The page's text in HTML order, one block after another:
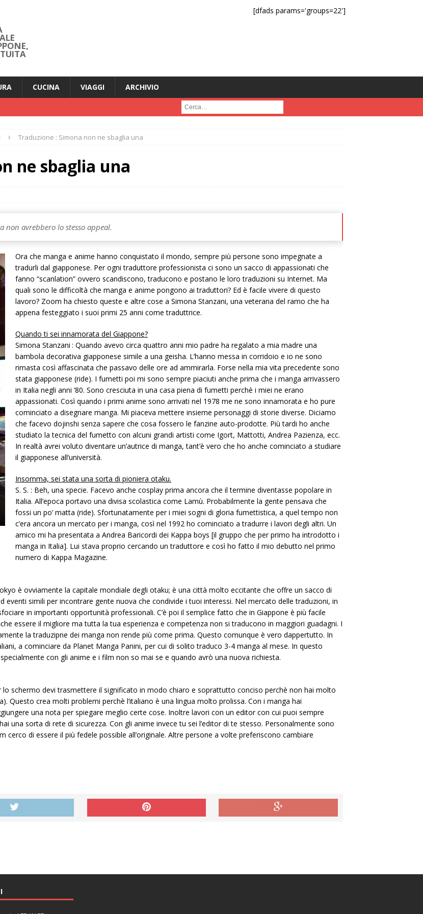
[dfads params='groups=22']
CUCINA VIAGGI
ARCHIVIO
Cerca :
Traduzione : Simona non ne sbaglia una
ne sbaglia una
avrebbero lo stesso appeal.
Ora che manga e anime hanno conquistato il mondo, sempre più persone sono impegnate a
tradurli dal giapponese. Per ogni traduttore professionista ci sono un sacco di appassionati che
fanno “scanlation” ovvero scandiscono, traducono e postano le loro traduzioni su Internet. Ma
quali sono le difficoltà che manga e anime pongono ai traduttori? Ed è facile vivere di questo
lavoro? Zoom ha chiesto queste e altre cose a Simona Stanzani, una veterana del ramo che ha
appena festeggiato i suoi primi 25 anni come traduttrice.
Quando ti sei innamorata del Giappone?
Simona Stanzani : Quando avevo circa quattro anni mio padre ha regalato a mia madre una
bambola decorativa giapponese simile a una geisha. L’hanno messa in corridoio e io ne sono
rimasta così affascinata che passavo delle ore ad ammirarla. Forse nella mia vita precedente sono
stata giapponese (ride). I fumetti poi mi sono sempre piaciuti anche prima che i manga arrivassero
in Italia negli anni ’80. Sono cresciuta in una casa piena di fumetti perchè i miei ne erano
appassionati. Così quando i primi anime sono arrivati nel 1978 me ne sono innamorata e ho pure
cominciato a disegnare manga. Mi piaceva mettere insieme personaggi di storie diverse. Diciamo
che facevo dojinshi senza sapere che cosa fossero le fanzine auto-prodotte. Più tardi ho anche
studiato la tecnica del fumetto con alcuni grandi artisti come Igort, Mattotti, Andrea Pazienza, ecc.
In realtà avrei voluto diventare un’autrice di manga, tant’è vero che ho anche cominciato a studiare
il giapponese all’università.
Insomma, sei stata una sorta di pioniera otaku.
S. S. : Beh, una specie. Facevo anche cosplay prima ancora che il termine diventasse popolare in
Italia. All’epoca portavo una divisa scolastica come Lamù. Probabilmente la gente pensava che
fossi un po’ matta (ride). Sfortunatamente per i miei sogni di gloria fumettistica, a quel tempo non
c’era ancora un mercato per i manga, così nel 1992 ho cominciato a tradurre i lavori degli altri. Un
amico mi ha presentata a Andrea Baricordi dei Kappa boys [il gruppo che per primo ha introdotto i
manga in Italia]. Lui stava proprio cercando un traduttore e così ho fatto il mio debutto nel primo
numero di Kappa Magazine.
è ovviamente la capitale mondiale degli otaku; è una città molto eccitante che offre un sacco di
simili per incontrare gente nuova che condivide i tuoi interessi. Nel mercato delle traduzioni, in
in importanti opportunità professionali. C’è poi il semplice fatto che in Giappone è più facile
essere il migliore ma tutta la tua esperienza e competenza non si traducono in maggiori guadagni. I
la traduzipne dei manga non rende più come prima. Questo comunque è vero dappertutto. In
a cominciare da Planet Manga Panini, per cui di solito traduco 3-4 manga al mese. In questo
con gli anime e i film non so mai se e quando avrò una nuova richiesta.
lo schermo devi trasmettere il significato in modo chiaro e soprattutto conciso perchè non hai molto
Questo crea molti problemi perchè l’italiano è una lingua molto prolissa. Con i manga hai
una nota per spiegare meglio certe cose. Inoltre lavori con un editor con cui puoi sempre
una sorta di rete di sicurezza. Con gli anime invece tu sei l’editor di te stesso. Personalmente sono
di essere il più fedele possible all’originale. Altre persone a volte preferiscono cambiare